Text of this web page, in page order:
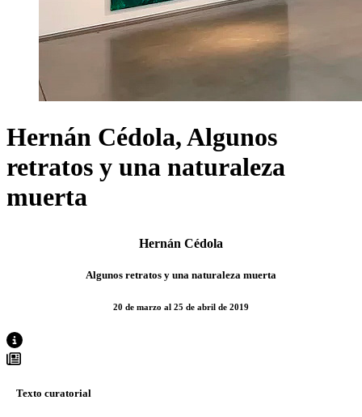
Hernán Cédola, Algunos
retratos y una naturaleza
muerta
Hernán Cédola
Algunos retratos y una naturaleza muerta
20 de marzo al 25 de abril de 2019
Texto curatorial